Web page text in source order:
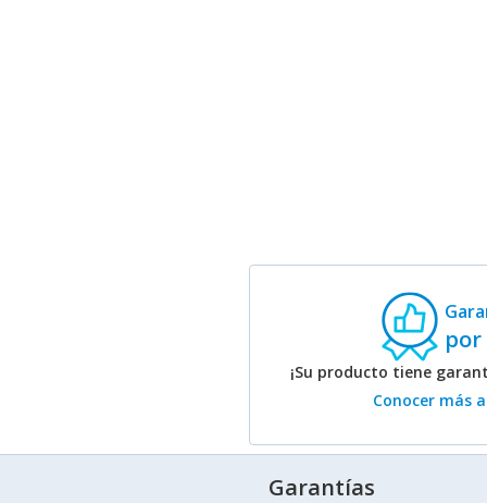
por
¡Su producto tiene
Conocer más
Garantías